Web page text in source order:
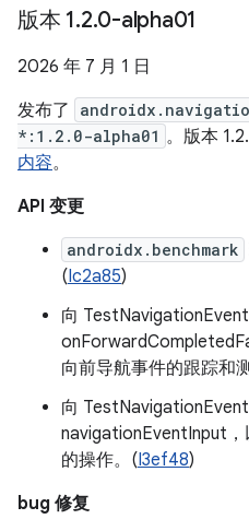
版本 1.2.0-alpha01
2026 年 7 月 1 日
发布了
*:1.2.0-alpha01 。版本
内容。
API 变更
androidx.benchmark
(Ic2a85)
向
向前导航事件的跟踪和
向
navigationEventInput
的操作。(I3ef48)
bug 修复